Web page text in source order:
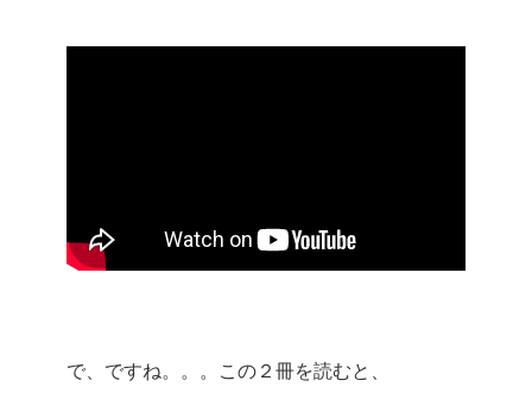
で、ですね。。。この２冊を読むと、